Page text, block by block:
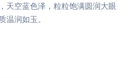
天空蓝色泽，粒粒饱满圆润大眼
温润如玉。